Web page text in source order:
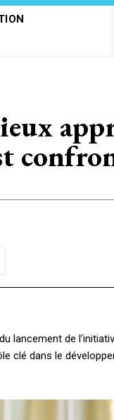
lancement de
clé dans le